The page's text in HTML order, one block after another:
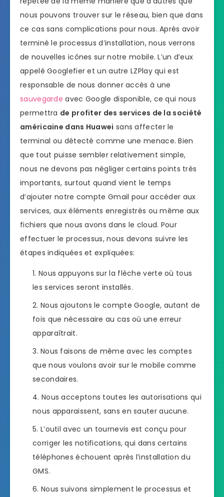
nous pouvons trouver sur le réseau, bien que dans
ce cas sans complications pour nous. Après avoir
terminé le processus d’installation, nous verrons
de nouvelles icônes sur notre mobile. L’un d’eux
appelé Googlefier et un autre LZPlay qui est
responsable de nous donner accès à une
sauvegarde avec Google disponible, ce qui nous
permettra de profiter des services de la société
américaine dans Huawei sans affecter le
terminal ou détecté comme une menace. Bien
que tout puisse sembler relativement simple,
nous ne devons pas négliger certains points très
importants, surtout quand vient le temps
d’ajouter notre compte Gmail pour accéder aux
services, aux éléments enregistrés ou même aux
fichiers que nous avons dans le cloud. Pour
effectuer le processus, nous devons suivre les
étapes indiquées et expliquées:
Nous appuyons sur la flèche verte où tous
les services seront installés.
Nous ajoutons le compte Google, autant de
fois que nécessaire au cas où une erreur
apparaîtrait.
Nous faisons de même avec les comptes
que nous voulons avoir sur le mobile comme
secondaires.
Nous acceptons toutes les autorisations qui
nous apparaissent, sans en sauter aucune.
L’outil avec un tournevis est conçu pour
corriger les notifications, qui dans certains
téléphones échouent après l’installation du
GMS.
Nous suivons simplement le processus et